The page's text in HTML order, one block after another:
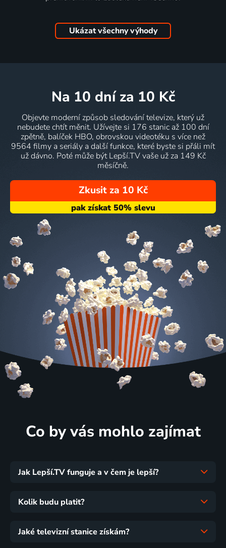
Ukázat všechny výhody
na 10 dní za 10 Kč
Objevte moderní způsob sledování televize, který už
nebudete chtít měnit. Užívejte si 176 stanic až 100 dní
zpětně, balíček HBO, obrovskou videotéku s více než
9564 filmy a seriály a další funkce, které byste si přáli mít
už dávno. Poté může být Lepší.TV vaše už za 149 Kč
měsíčně.
Zkusit za 10 Kč
Co by vás mohlo zajímat
Jak Lepší.TV funguje a v čem je lepší?
Kolik budu platit?
Jaké televizní stanice získám?